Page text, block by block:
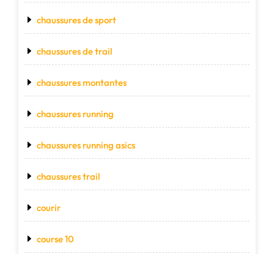
chaussures de sport
chaussures de trail
chaussures montantes
chaussures running
chaussures running asics
chaussures trail
courir
course 10